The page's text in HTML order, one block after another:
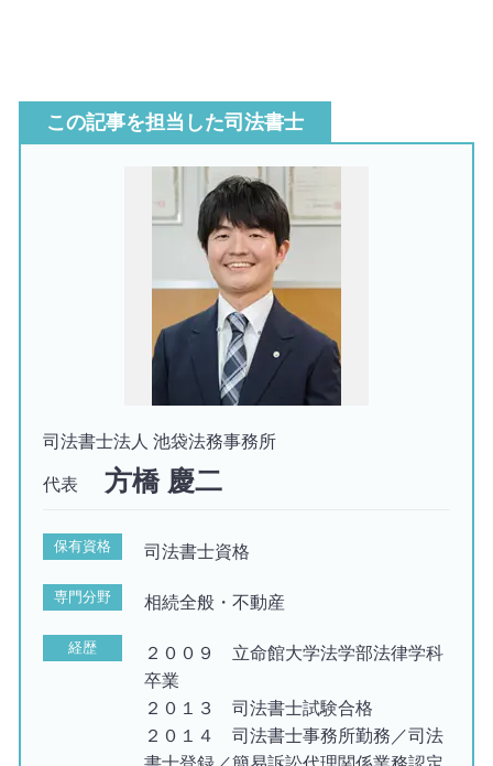
この記事を担当した司法書士
司法書士法人 池袋法務事務所
代表 方橋 慶二
保有資格 司法書士資格
専門分野 相続全般・不動産
経歴
２００９ 立命館大学法学部法律学科
卒業
２０１３ 司法書士試験合格
２０１４ 司法書士事務所勤務／司法